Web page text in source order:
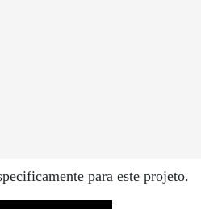
para este projeto.